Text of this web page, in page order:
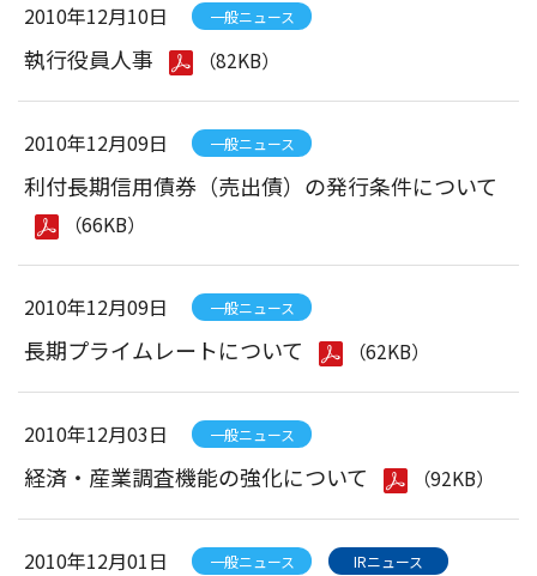
2010年12月10日 一般ニュース
執行役員人事 （82KB）
2010年12月09日 一般ニュース
利付長期信用債券（売出債）の発行条件について
（66KB）
2010年12月09日 一般ニュース
長期プライムレートについて （62KB）
2010年12月03日 一般ニュース
経済・産業調査機能の強化について （92KB）
2010年12月01日 一般ニュース IRニュース